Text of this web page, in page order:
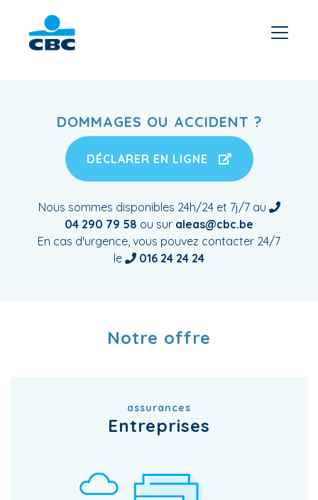
DOMMAGES OU ACCIDENT ?
DÉCLARER EN LIGNE
Nous sommes disponibles 24h/24 et 7j/7 au
04 290 79 58 ou sur aleas@cbc.be
En cas d'urgence, vous pouvez contacter 24/7
le
016 24 24 24
Notre offre
assurances
Entreprises